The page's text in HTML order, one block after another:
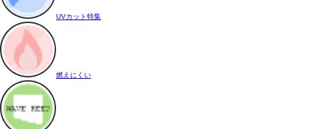
UVカット特集
燃えにくい